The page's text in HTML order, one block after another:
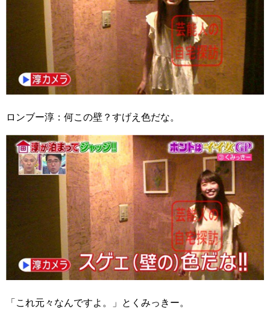
ロンブー淳：何この壁？すげえ色だな。
「これ元々なんですよ。」とくみっきー。